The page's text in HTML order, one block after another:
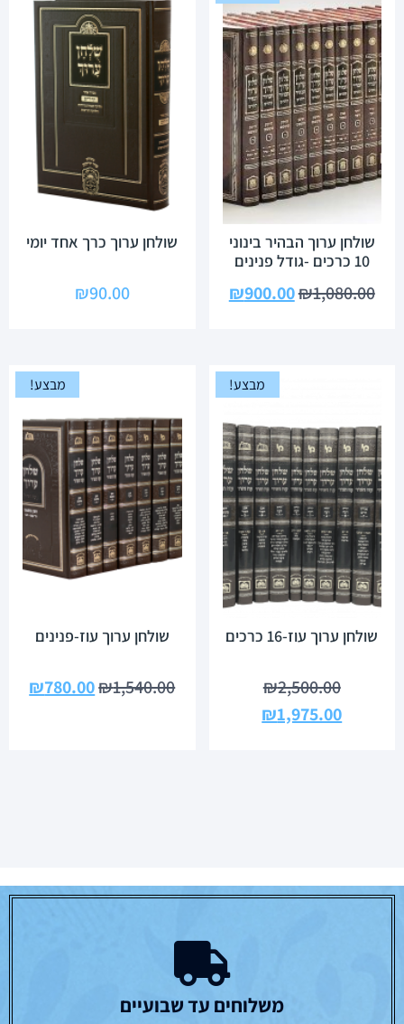
שולחן ערוך הבהיר בינוני
10 כרכים -גודל פנינים
₪1,080.00
₪900.00
שולחן ערוך כרך אחד יומי
₪90.00
מבצע!
שולחן ערוך עוז-16 כרכים
₪2,500.00
₪1,975.00
מבצע!
שולחן ערוך עוז-פנינים
₪1,540.00
₪780.00
משלוחים עד שבועיים